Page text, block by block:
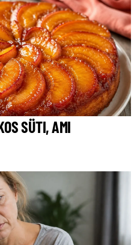
SÜTI, AMI